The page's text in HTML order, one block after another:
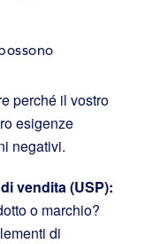
perché il vostro
esigenze
negativi.
vendita (USP):
o marchio?
di